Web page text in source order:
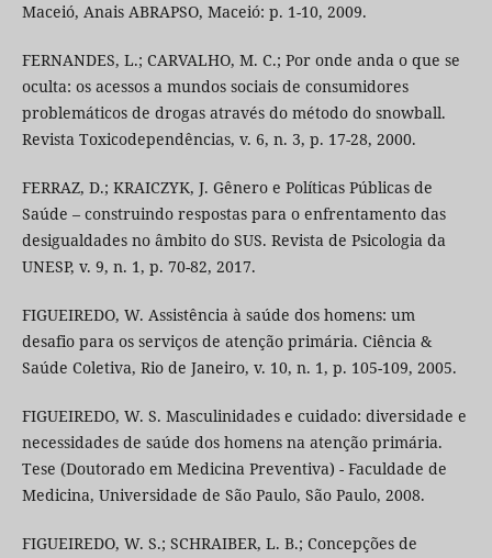
Maceió, Anais ABRAPSO, Maceió: p. 1-10, 2009.
FERNANDES, L.; CARVALHO, M. C.; Por onde anda o que se
oculta: os acessos a mundos sociais de consumidores
problemáticos de drogas através do método do snowball.
Revista Toxicodependências, v. 6, n. 3, p. 17-28, 2000.
FERRAZ, D.; KRAICZYK, J. Gênero e Políticas Públicas de
Saúde – construindo respostas para o enfrentamento das
desigualdades no âmbito do SUS. Revista de Psicologia da
UNESP, v. 9, n. 1, p. 70-82, 2017.
FIGUEIREDO, W. Assistência à saúde dos homens: um
desafio para os serviços de atenção primária. Ciência &
Saúde Coletiva, Rio de Janeiro, v. 10, n. 1, p. 105-109, 2005.
FIGUEIREDO, W. S. Masculinidades e cuidado: diversidade e
necessidades de saúde dos homens na atenção primária.
Tese (Doutorado em Medicina Preventiva) - Faculdade de
Medicina, Universidade de São Paulo, São Paulo, 2008.
FIGUEIREDO, W. S.; SCHRAIBER, L. B.; Concepções de